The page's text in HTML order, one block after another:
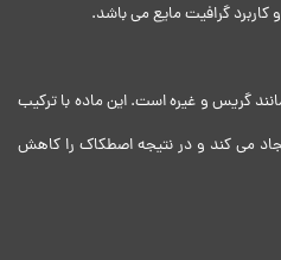
گرافیت مایع می باشد.
گریس و غیره است. این ماده با ترکیب
می کند و در نتیجه اصطکاک را کاهش